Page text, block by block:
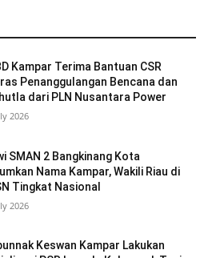
Kampar Terima Bantuan CSR
Penanggulangan Bencana dan
dari PLN Nusantara Power
2026
SMAN 2 Bangkinang Kota
Nama Kampar, Wakili Riau di
Tingkat Nasional
2026
Keswan Kampar Lakukan